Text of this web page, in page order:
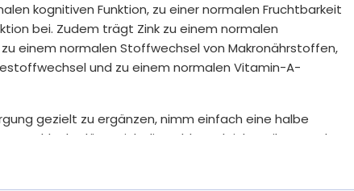
kognitiven Funktion, zu einer normalen Fruchtbarkeit
bei. Zudem trägt Zink zu einem normalen
einem normalen Stoffwechsel von Makronährstoffen,
und zu einem normalen Vitamin-A-
gezielt zu ergänzen, nimm einfach eine halbe
Bruchkerbe lässt sich die Tablette leicht teilen. Durch